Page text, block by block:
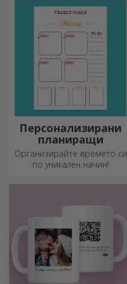
създадени, за да оживят
атмосферата.
Персонализирани
планиращи
Организирайте времето си
по уникален начин!